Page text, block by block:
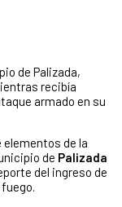
de Palizada,
recibía
armado en su
elementos de la
de Palizada
del ingreso de